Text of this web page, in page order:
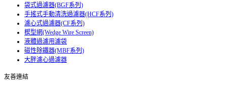
袋式過濾器(BGF系列)
手搖式手動清洗過濾器(HCF系列)
濾心式過濾器(CF系列)
楔型網(Wedge Wire Screen)
液體過濾用濾袋
磁性除鐵器(MBF系列)
大胖濾心過濾器
友善連結